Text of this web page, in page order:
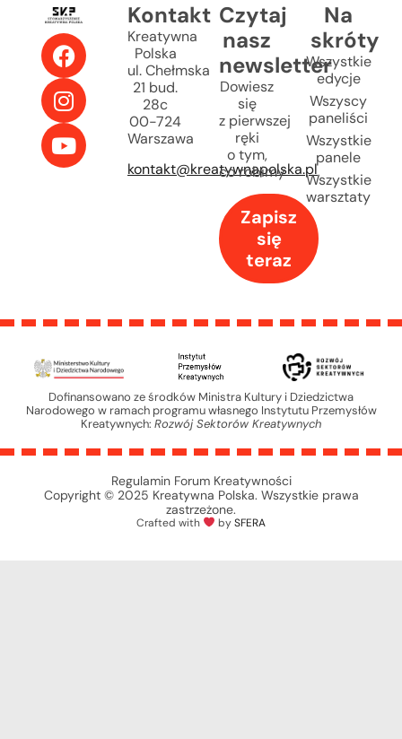
Kontakt
Kreatywna
Polska
ul. Chełmska
21 bud.
28c
00-724
Warszawa
kontakt@kreatywnapolska.pl
Czytaj
nasz
newsletter
Dowiesz
się
z pierwszej
ręki
o tym,
co robimy
Zapisz
się
teraz
Na
skróty
Wszystkie
edycje
Wszyscy
paneliści
Wszystkie
panele
Wszystkie
warsztaty
Dofinansowano ze środków Ministra Kultury i Dziedzictwa
Narodowego w ramach programu własnego Instytutu Przemysłów
Kreatywnych: Rozwój Sektorów Kreatywnych
Regulamin Forum Kreatywności
Copyright © 2025 Kreatywna Polska. Wszystkie prawa
zastrzeżone.
Crafted with bySFERA